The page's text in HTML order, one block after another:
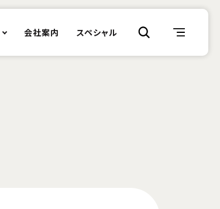
会社案内 スペシャル